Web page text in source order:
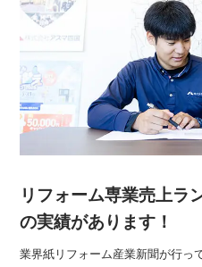
リフォーム専業売上ラ
の実績があります！
業界紙リフォーム産業新聞が行っ